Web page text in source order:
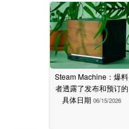
Steam Machine：爆料
者透露了发布和预订的
具体日期 06/15/2026